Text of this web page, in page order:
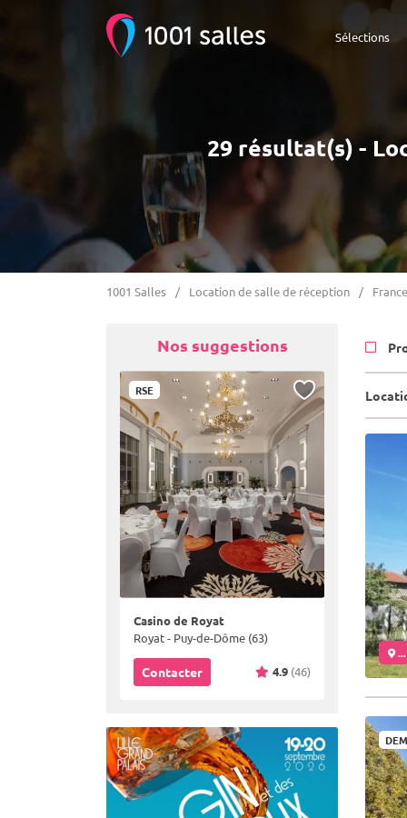
Sélections
29 résultat(s) -
1001 Salles Location de salle de réception France
Nos suggestions
RSE
Casino de Royat
Royat - Puy-de-Dôme (63)
Contacter 4.9 (46)
...